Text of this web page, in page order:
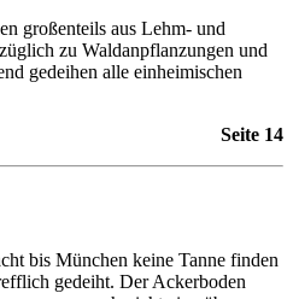
großenteils aus Lehm- und
zu Waldanpflanzungen und
gedeihen alle einheimischen
Seite 14
bis München keine Tanne finden
gedeiht. Der Ackerboden